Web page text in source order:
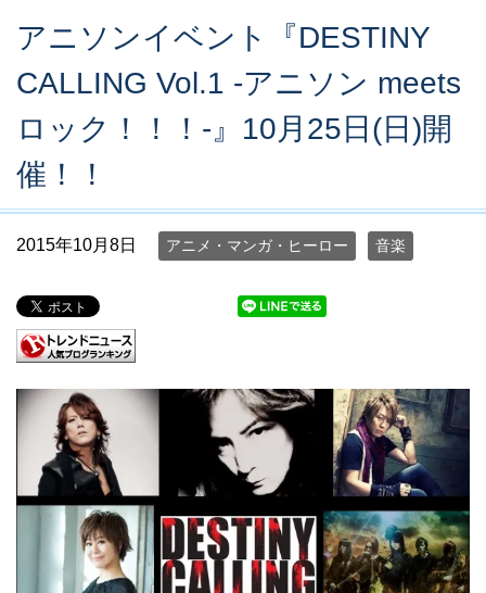
アニソンイベント『DESTINY
CALLING Vol.1 -アニソン meets
ロック！！！-』10月25日(日)開
催！！
2015年10月8日 アニメ・マンガ・ヒーロー 音楽